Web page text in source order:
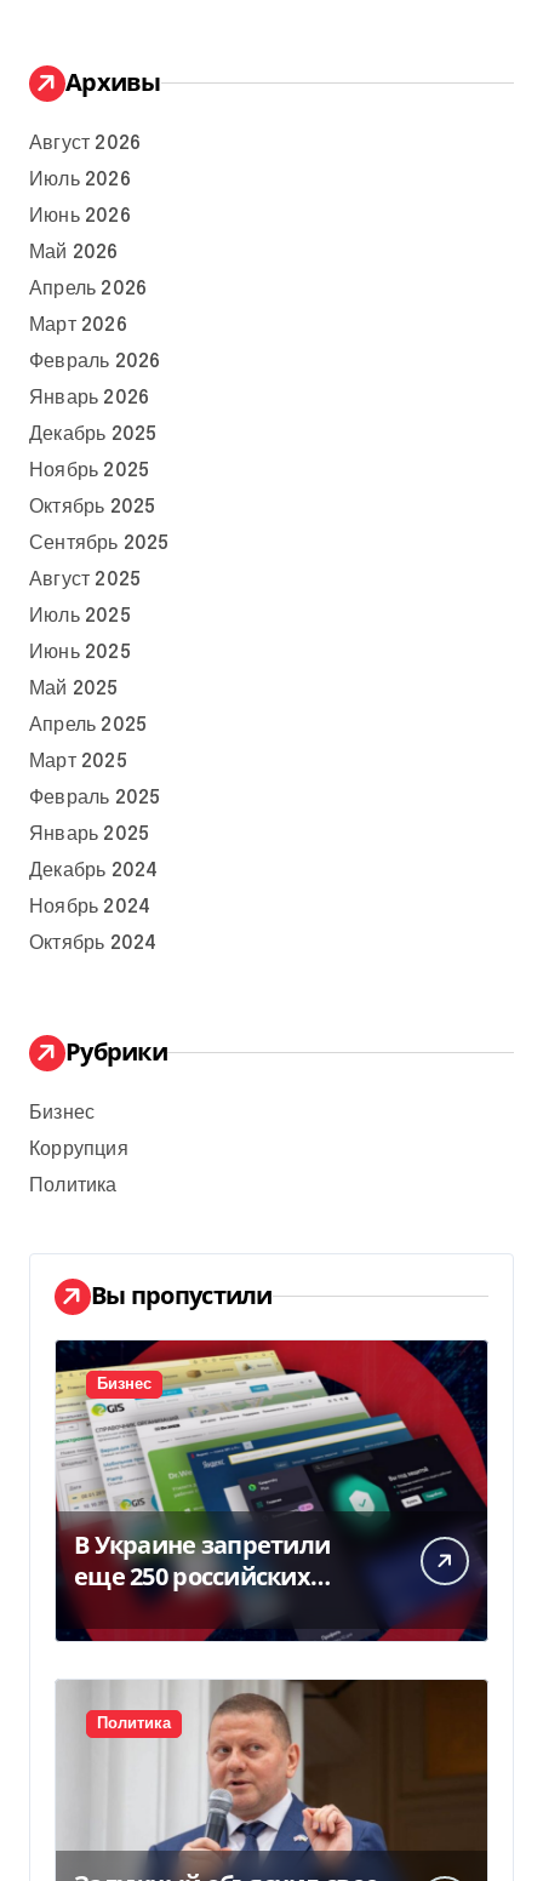
Архивы
Август 2026
Июль 2026
Июнь 2026
Май 2026
Апрель 2026
Март 2026
Февраль 2026
Январь 2026
Декабрь 2025
Ноябрь 2025
Октябрь 2025
Сентябрь 2025
Август 2025
Июль 2025
Июнь 2025
Май 2025
Апрель 2025
Март 2025
Февраль 2025
Январь 2025
Декабрь 2024
Ноябрь 2024
Октябрь 2024
Рубрики
Бизнес
Коррупция
Политика
Вы пропустили
Бизнес
В Украине запретили
еще 250 российских
программ и видов
оборудования — Delo.ua
Политика